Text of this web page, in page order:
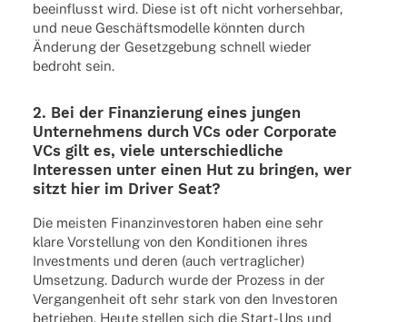
beein­flusst wird. Diese ist oft nicht vorher­seh­bar,
und neue Geschäftsmodelle könnten durch
Änderung der Gesetz­ge­bung schnell wieder
bedroht sein.
2. Bei der Finan­zie­rung eines jungen
Unter­neh­mens durch VCs oder Corpo­rate
VCs gilt es, viele unter­schied­li­che
Inter­es­sen unter einen Hut zu brin­gen, wer
sitzt hier im Driver Seat?
Die meis­ten Finanz­in­ves­to­ren haben eine sehr
klare Vorstel­lung von den Kondi­tio­nen ihres
Invest­ments und deren (auch vertrag­li­cher)
Umset­zung. Dadurch wurde der Prozess in der
Vergan­gen­heit oft sehr stark von den Inves­to­ren
betrie­ben. Heute stel­len sich die Start-Ups und